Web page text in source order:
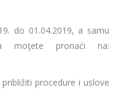
do 01.04.2019, a samu
moţete pronaći na:
procedure i uslove